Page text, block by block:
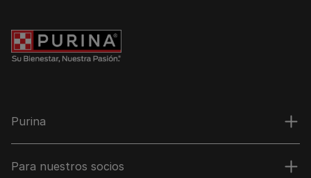
Purina
Para nuestros socios